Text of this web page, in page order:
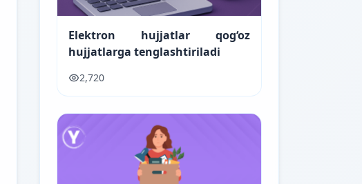
Elektron hujjatlar qog‘oz
hujjatlarga tenglashtiriladi
2,720